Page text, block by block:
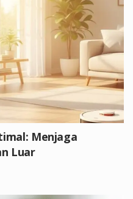
Menjaga
Luar